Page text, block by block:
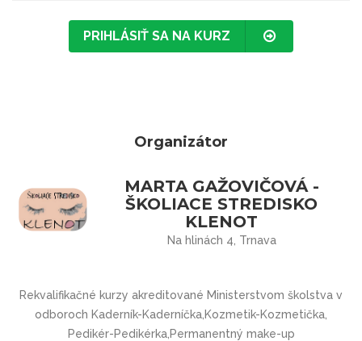
PRIHLÁSIŤ SA NA KURZ
Organizátor
MARTA GAŽOVIČOVÁ -
ŠKOLIACE STREDISKO
KLENOT
Na hlinách 4, Trnava
Rekvalifikačné kurzy akreditované Ministerstvom školstva v
odboroch Kaderník-Kaderníčka,Kozmetik-Kozmetička,
Pedikér-Pedikérka,Permanentný make-up